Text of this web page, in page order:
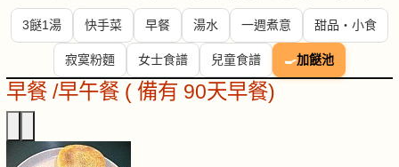
3餸1湯 快手菜 早餐 湯水 一週煮意 甜品・小食
寂寞粉麵 女士食譜 兒童食譜 🍳加餸池
早餐 /早午餐 ( 備有 90天早餐)